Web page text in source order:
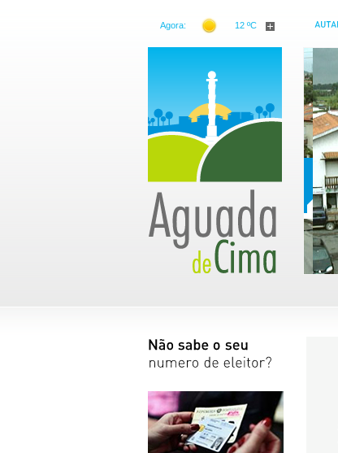
Agora: 12 ºC
Freguesia de Aguada de Cima
Conheça a nossa freguesia